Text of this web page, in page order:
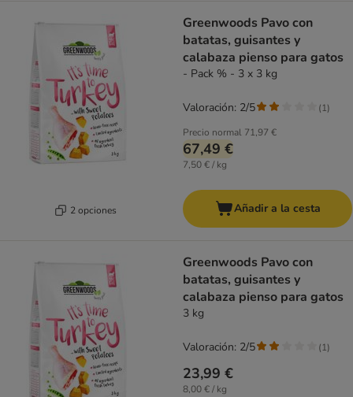
2 opciones
Greenwoods Pavo con
batatas, guisantes y
calabaza pienso para gatos
- Pack % - 3 x 3 kg
Precio normal 71,97 €
67,49 €
7,50 € / kg
Valoración: 2/5 (1)
Añadir a la cesta
Greenwoods Pavo con
batatas, guisantes y
calabaza pienso para gatos
3 kg
23,99 €
8,00 € / kg
Valoración: 2/5 (1)